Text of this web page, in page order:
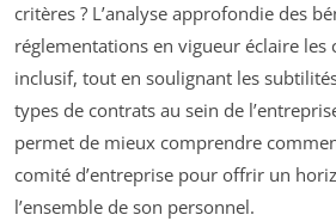
critères ? L’analyse approfondie des
réglementations en vigueur éclaire les
inclusif, tout en soulignant les
types de contrats au sein de
permet de mieux comprendre
comité d’entreprise pour offrir un
l’ensemble de son personnel.